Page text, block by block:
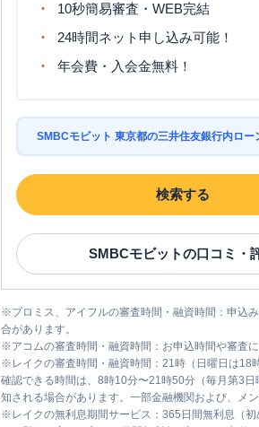
10秒簡易審査・WEB完結
24時間ネット申し込み可能！
年会費・入会金無料！
SMBCモビット 東京都の三井住友銀行内ロー
検索する
SMBCモビットの口コミ・
※プロミス、アイフルの審査時間・融資時間：申込
合があります。
※アコムの審査時間・融資時間：お申込時間や審査
※ レイクの審査時間・融資時間：21時（日曜日は
確認できる時間は、8時10分〜21時50分（毎月第3
知される場合があります。一部金融機関および、メ
※ レイクの無利息期間サービス：365日間無利息（